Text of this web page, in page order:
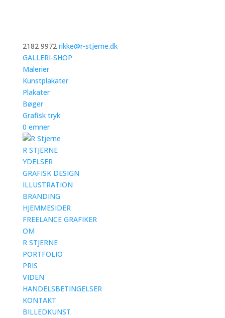
2182 9972 rikke@r-stjerne.dk
GALLERI-SHOP
Malerier
Kunstplakater
Plakater
Bøger
Grafisk tryk
0 emner
R STJERNE
YDELSER
GRAFISK DESIGN
ILLUSTRATION
BRANDING
HJEMMESIDER
FREELANCE GRAFIKER
OM
R STJERNE
PORTFOLIO
PRIS
VIDEN
HANDELSBETINGELSER
KONTAKT
BILLEDKUNST